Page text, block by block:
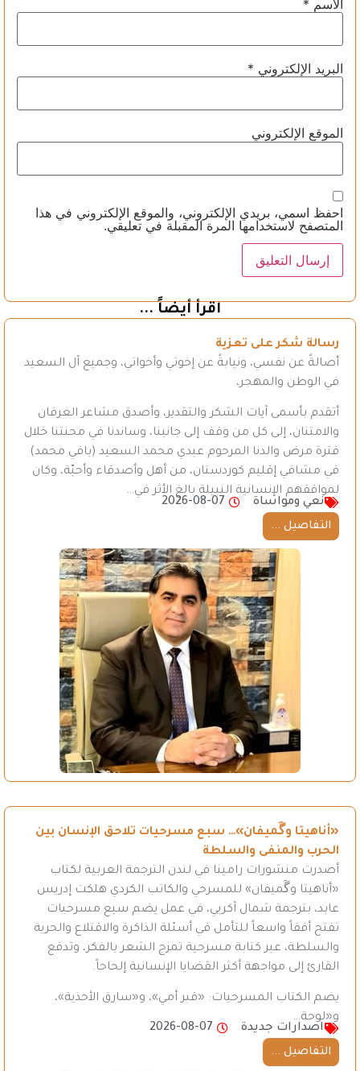
الاسم *
البريد الإلكتروني *
الموقع الإلكتروني
احفظ اسمي، بريدي الإلكتروني، والموقع الإلكتروني في هذا
المتصفح لاستخدامها المرة المقبلة في تعليقي.
اقرأ أيضاً ...
رسالة شكر على تعزية
أصالةً عن نفسي، ونيابةً عن إخوتي وأخواتي، وجميع آل السعيد
في الوطن والمهجر،
أتقدم بأسمى آيات الشكر والتقدير، وأصدق مشاعر العرفان
والامتنان، إلى كل من وقف إلى جانبنا، وساندنا في محنتنا خلال
فترة مرض والدنا المرحوم عبدي محمد السعيد (بافي محمد)
في مشافي إقليم كوردستان، من أهل وأصدقاء وأحبّة، وكان
لمواقفهم الإنسانية النبيلة بالغ الأثر في…
نعي ومواساة
2026-08-07
التفاصيل ...
«أناهيتا وگَميفان»… سبع مسرحيات تلاحق الإنسان بين
الحرب والمنفى والسلطة
أصدرت منشورات رامينا في لندن الترجمة العربية لكتاب
«أناهيتا وگَميفان» للمسرحي والكاتب الكردي هلكت إدريس
عابد، بترجمة شمال آكريي، في عمل يضم سبع مسرحيات
تفتح أفقاً واسعاً للتأمل في أسئلة الذاكرة والاقتلاع والحرية
والسلطة، عبر كتابة مسرحية تمزج الشعر بالفكر، وتدفع
القارئ إلى مواجهة أكثر القضايا الإنسانية إلحاحاً.
يضم الكتاب المسرحيات: «قبر أمي»، و«سارق الأحذية»،
و«لوحة…
اصدارات جديدة
2026-08-07
التفاصيل ...